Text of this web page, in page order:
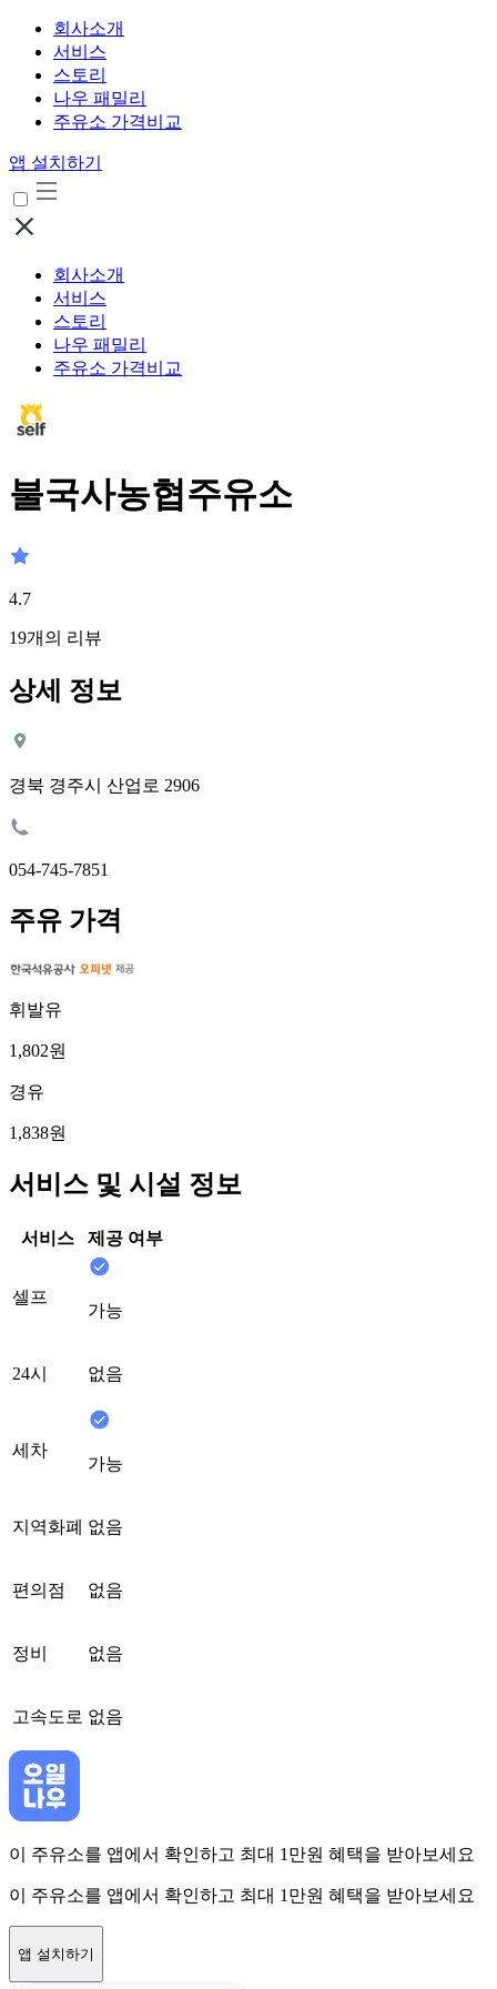
회사소개
서비스
스토리
나우 패밀리
주유소 가격비교
앱 설치하기
회사소개
서비스
스토리
나우 패밀리
주유소 가격비교
불국사농협주유소
4.7
19개의 리뷰
상세 정보
경북 경주시 산업로 2906
054-745-7851
주유 가격
휘발유
1,802원
경유
1,838원
서비스 및 시설 정보
서비스 제공 여부
셀프
가능
24시 없음
세차
가능
지역화폐 없음
편의점 없음
정비 없음
고속도로 없음
이 주유소를 앱에서 확인하고 최대 1만원 혜택을 받아보세요
이 주유소를 앱에서 확인하고 최대 1만원 혜택을 받아보세요
앱 설치하기